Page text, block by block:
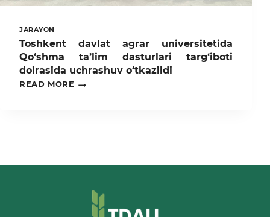
JARAYON
Toshkent davlat agrar universitetida
Qo‘shma ta’lim dasturlari targ‘iboti
doirasida uchrashuv o‘tkazildi
READ MORE
TOSHKENT
DOIRASIDA